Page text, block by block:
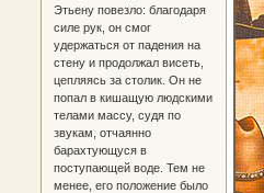
Этьену повезло: благодаря
силе рук, он смог
удержаться от падения на
стену и продолжал висеть,
цепляясь за столик. Он не
попал в кишащую людскими
телами массу, судя по
звукам, отчаянно
барахтующуся в
поступающей воде. Тем не
менее, его положение было